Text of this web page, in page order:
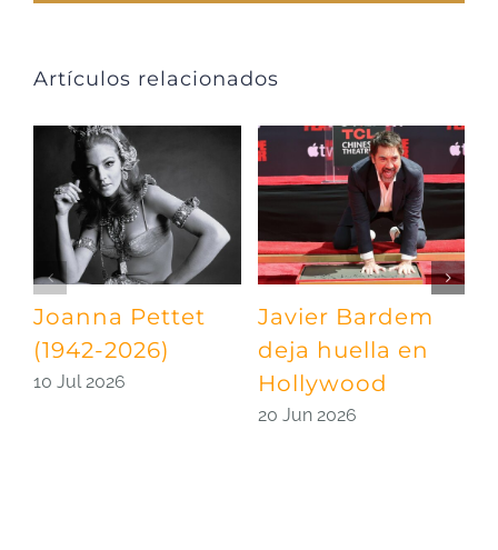
Artículos relacionados
Joanna Pettet
(1942-2026)
10 Jul 2026
Javier Bardem
deja huella en
Hollywood
20 Jun 2026